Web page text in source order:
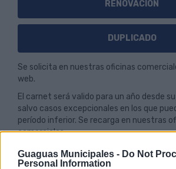
Guaguas Municipales - Do Not
Personal Information
RENOVACIÓN
DUPLICADO
Se solicita en nuestras oficinas
web.
El carnet será valido para un año desde
salvo casos excepcionales en los que
período inferior. Se recarga en nuestras
comerciales.
Permite transbordos en toda la red de
Municipales según las normas establecidas.